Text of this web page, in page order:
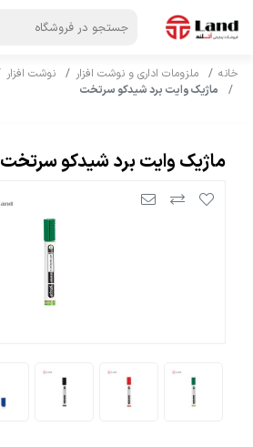
خانه ملزومات اداری و نوشت افزار نوشت افزار
ماژیک وایت برد شیدکو سرتخت
ماژیک وایت برد شیدکو سرتخت